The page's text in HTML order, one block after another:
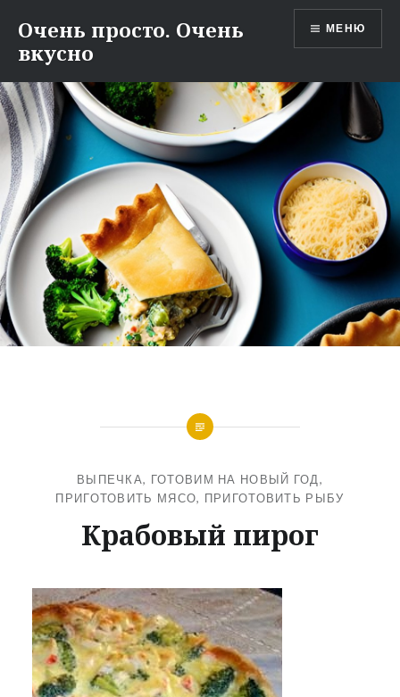
содержимому
Очень просто. Очень
вкусно
МЕНЮ
ВЫПЕЧКА, ГОТОВИМ НА НОВЫЙ ГОД,
ПРИГОТОВИТЬ МЯСО, ПРИГОТОВИТЬ РЫБУ
Крабовый пирог